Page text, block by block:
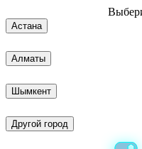
Астана
Алматы
Шымкент
Другой город